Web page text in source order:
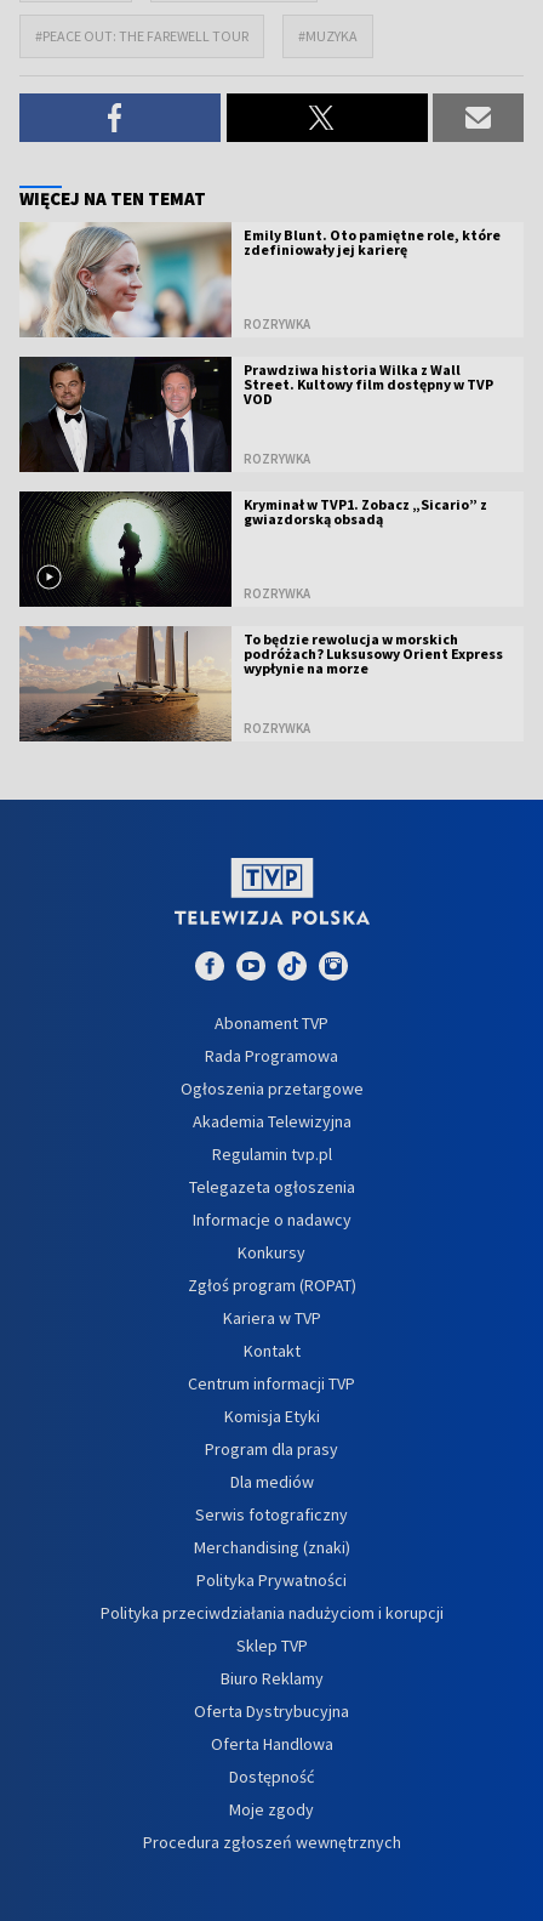
#PEACE OUT: THE FAREWELL TOUR #MUZYKA
WIĘCEJ NA TEN TEMAT
Emily Blunt. Oto pamiętne role, które
zdefiniowały jej karierę
ROZRYWKA
Prawdziwa historia Wilka z Wall
Street. Kultowy film dostępny w TVP
VOD
ROZRYWKA
Kryminał w TVP1. Zobacz „Sicario” z
gwiazdorską obsadą
ROZRYWKA
To będzie rewolucja w morskich
podróżach? Luksusowy Orient Express
wypłynie na morze
ROZRYWKA
Abonament TVP
Rada Programowa
Ogłoszenia przetargowe
Akademia Telewizyjna
Regulamin tvp.pl
Telegazeta ogłoszenia
Informacje o nadawcy
Konkursy
Zgłoś program (ROPAT)
Kariera w TVP
Kontakt
Centrum informacji TVP
Komisja Etyki
Program dla prasy
Dla mediów
Serwis fotograficzny
Merchandising (znaki)
Polityka Prywatności
Polityka przeciwdziałania nadużyciom i korupcji
Sklep TVP
Biuro Reklamy
Oferta Dystrybucyjna
Oferta Handlowa
Dostępność
Moje zgody
Procedura zgłoszeń wewnętrznych